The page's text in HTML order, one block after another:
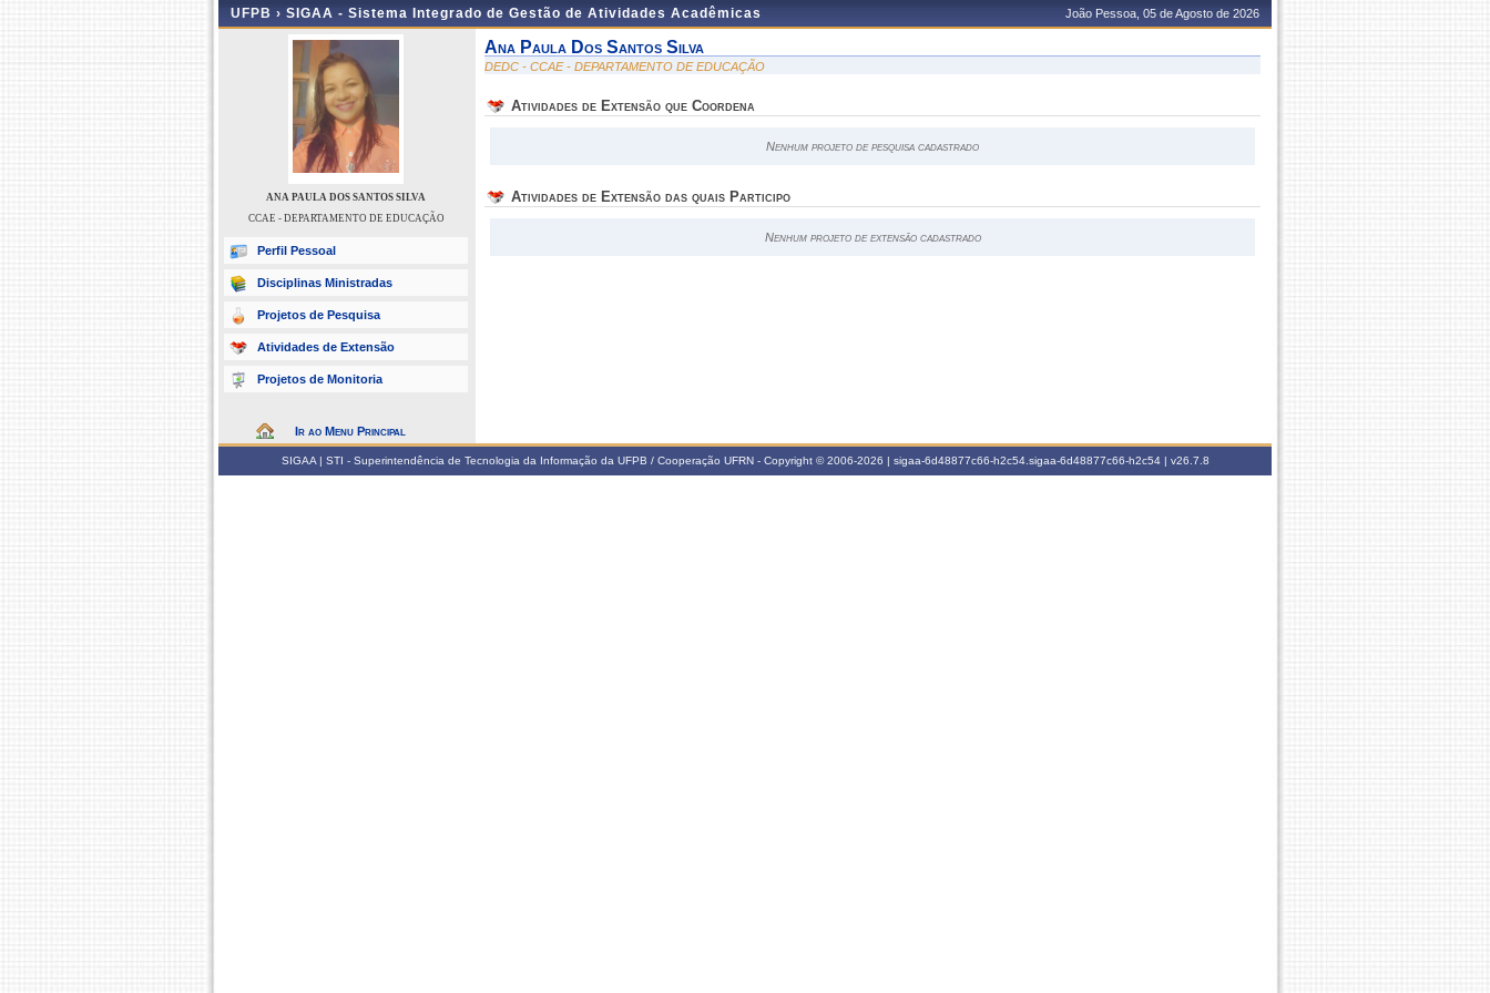
UFPB › SIGAA - Sistema Integrado de Gestão de Atividades Acadêmicas João Pessoa, 05 de Agosto de 2026
ANA PAULA DOS SANTOS SILVA
CCAE - DEPARTAMENTO DE EDUCAÇÃO
Perfil Pessoal
Disciplinas Ministradas
Projetos de Pesquisa
Atividades de Extensão
Projetos de Monitoria
Ir ao Menu Principal
Ana Paula Dos Santos Silva
DEDC - CCAE - DEPARTAMENTO DE EDUCAÇÃO
Atividades de Extensão que Coordena
Nenhum projeto de pesquisa cadastrado
Atividades de Extensão das quais Participo
Nenhum projeto de extensão cadastrado
SIGAA | STI - Superintendência de Tecnologia da Informação da UFPB / Cooperação UFRN - Copyright © 2006-2026 | sigaa-6d48877c66-h2c54.sigaa-6d48877c66-h2c54 | v26.7.8